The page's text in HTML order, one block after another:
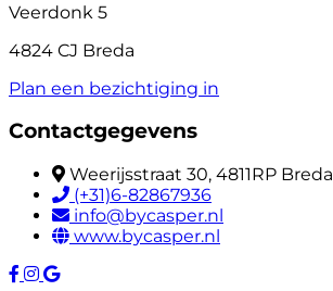
Veerdonk 5
4824 CJ Breda
Plan een bezichtiging in
Contactgegevens
Weerijsstraat 30, 4811RP Breda
(+31)6-82867936
info@bycasper.nl
www.bycasper.nl